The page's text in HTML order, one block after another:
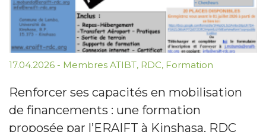
17.04.2026 - Membres ATIBT, RDC, Formation
Renforcer ses capacités en mobilisation
de financements : une formation
proposée par l’ERAIFT à Kinshasa, RDC